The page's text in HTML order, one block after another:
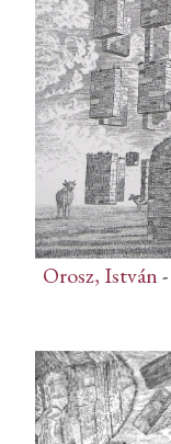
Orosz, István-